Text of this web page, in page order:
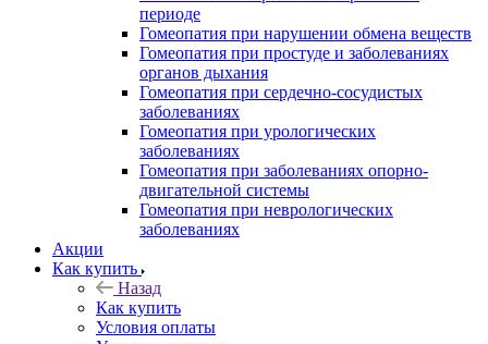
периоде
Гомеопатия при нарушении обмена веществ
Гомеопатия при простуде и заболеваниях
органов дыхания
Гомеопатия при сердечно-сосудистых
заболеваниях
Гомеопатия при урологических
заболеваниях
Гомеопатия при заболеваниях опорно-
двигательной системы
Гомеопатия при неврологических
заболеваниях
Акции
Как купить
Назад
Как купить
Условия оплаты